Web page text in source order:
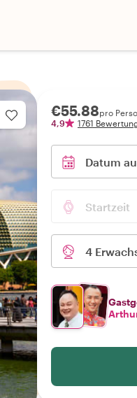
€55.88pro
4,9
1761
Datum
Startzeit
4